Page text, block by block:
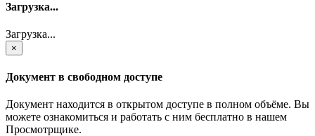
Загрузка...
Загрузка...
×
Документ в свободном доступе
Документ находится в открытом доступе в полном объёме. Вы
можете ознакомиться и работать с ним бесплатно в нашем
Просмотрщике.